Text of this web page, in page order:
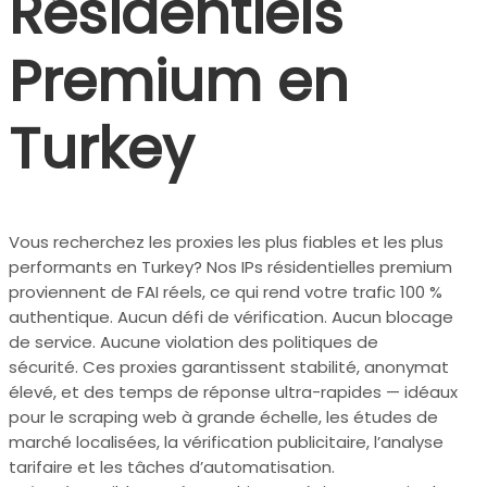
Premium en
Turkey
Vous recherchez les proxies les plus fiables et les plus
performants en Turkey? Nos IPs résidentielles premium
proviennent de FAI réels, ce qui rend votre trafic 100 %
authentique. Aucun défi de vérification. Aucun blocage
de service. Aucune violation des politiques de
sécurité. Ces proxies garantissent stabilité, anonymat
élevé, et des temps de réponse ultra-rapides — idéaux
pour le scraping web à grande échelle, les études de
marché localisées, la vérification publicitaire, l’analyse
tarifaire et les tâches d’automatisation.